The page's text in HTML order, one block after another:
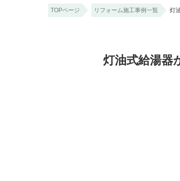
TOPページ リフォーム施工事例一覧 灯
灯油式給湯器